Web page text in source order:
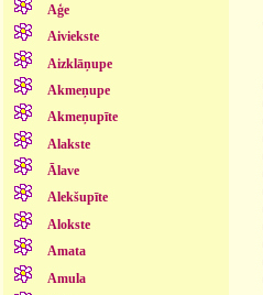
Aģe
Aiviekste
Aizklāņupe
Akmeņupe
Akmeņupīte
Alakste
Ālave
Alekšupīte
Alokste
Amata
Amula